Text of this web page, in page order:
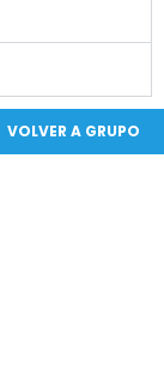
VOLVER A GRUPO